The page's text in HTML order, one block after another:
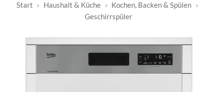
Start » Haushalt & Küche » Kochen, Backen & Spülen »
Geschirrspüler